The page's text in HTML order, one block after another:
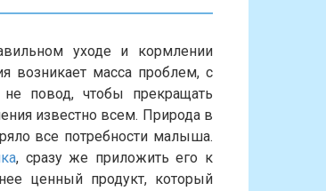
уходе и кормлении
возникает масса проблем, с
повод, чтобы прекращать
известно всем. Природа в
все потребности малыша.
, сразу же приложить его к
ценный продукт, который